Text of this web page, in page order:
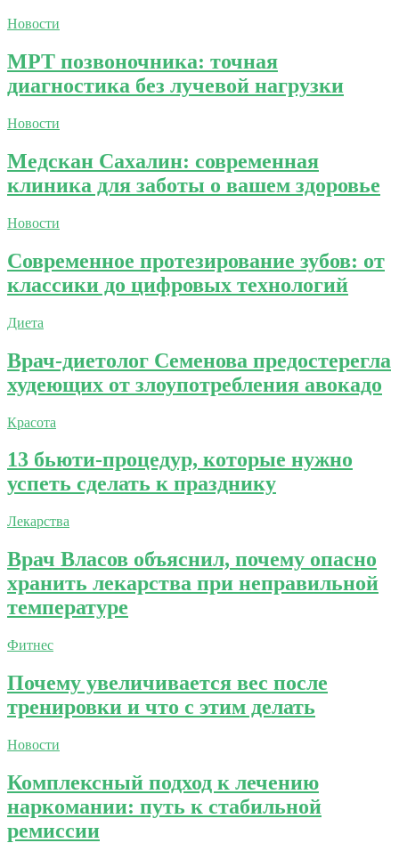
Новости
МРТ позвоночника: точная
диагностика без лучевой нагрузки
Новости
Медскан Сахалин: современная
клиника для заботы о вашем здоровье
Новости
Современное протезирование зубов: от
классики до цифровых технологий
Диета
Врач-диетолог Семенова предостерегла
худеющих от злоупотребления авокадо
Красота
13 бьюти-процедур, которые нужно
успеть сделать к празднику
Лекарства
Врач Власов объяснил, почему опасно
хранить лекарства при неправильной
температуре
Фитнес
Почему увеличивается вес после
тренировки и что с этим делать
Новости
Комплексный подход к лечению
наркомании: путь к стабильной
ремиссии